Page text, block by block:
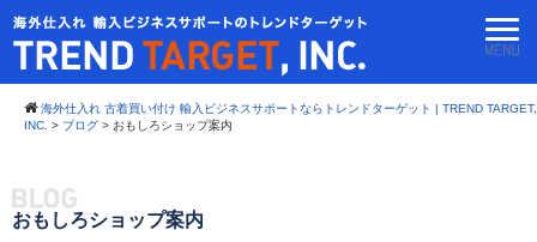
海外仕入れ 古着買い付け 輸入ビジネスサポートならトレンドターゲット | TREND TARGET,
INC. > ブログ > おもしろショップ案内
おもしろショップ案内